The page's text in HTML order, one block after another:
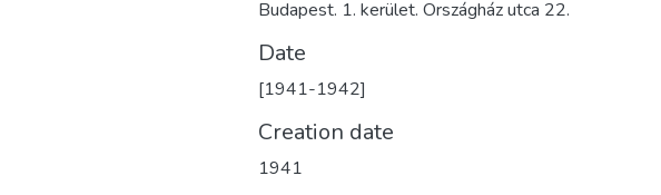
Budapest. 1. kerület. Országház utca 22.
Date
[1941-1942]
Creation date
1941